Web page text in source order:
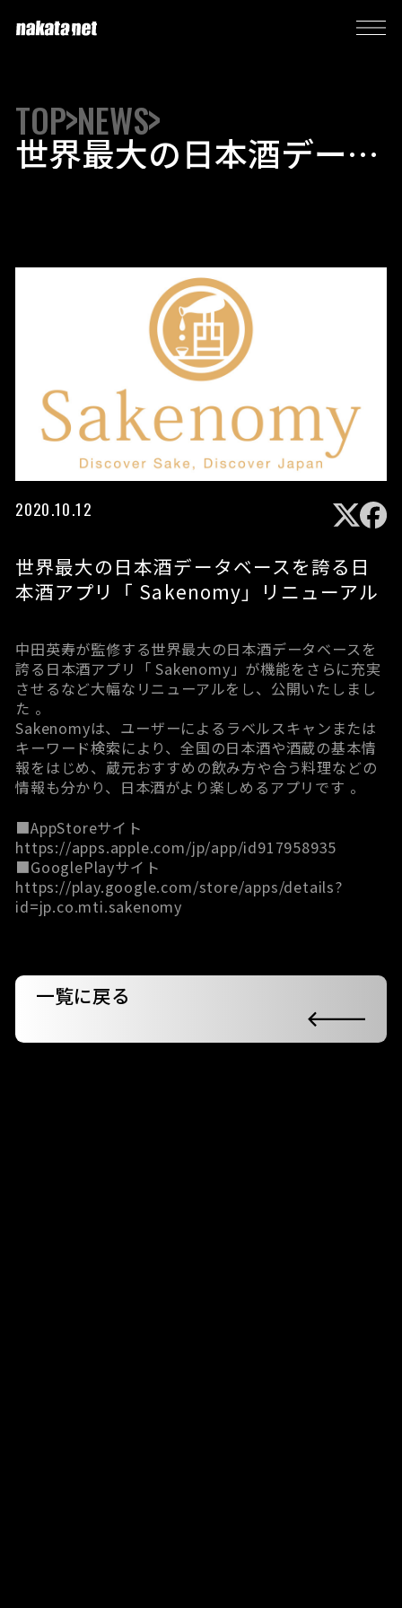
TOP NEWS
世界最大の日本酒データ
ベースを誇る日本酒アプ
2020.10.12
世界最大の日本酒データベースを誇る日
本酒アプリ「 Sakenomy」リニューアル
中田英寿が監修する世界最大の日本酒データベースを
誇る日本酒アプリ「 Sakenomy」が機能をさらに充実
させるなど大幅なリニューアルをし、公開いたしまし
た 。
Sakenomyは、ユーザーによるラベルスキャンまたは
キーワード検索により、全国の日本酒や酒蔵の基本情
報をはじめ、蔵元おすすめの飲み方や合う料理などの
情報も分かり、日本酒がより楽しめるアプリです 。
■AppStoreサイト
https://apps.apple.com/jp/app/id917958935
■GooglePlayサイト
https://play.google.com/store/apps/details?
id=jp.co.mti.sakenomy
一覧に戻る